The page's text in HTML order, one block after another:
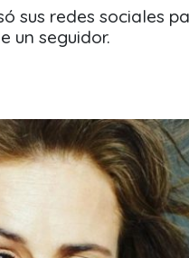
sus redes sociales
un seguidor.